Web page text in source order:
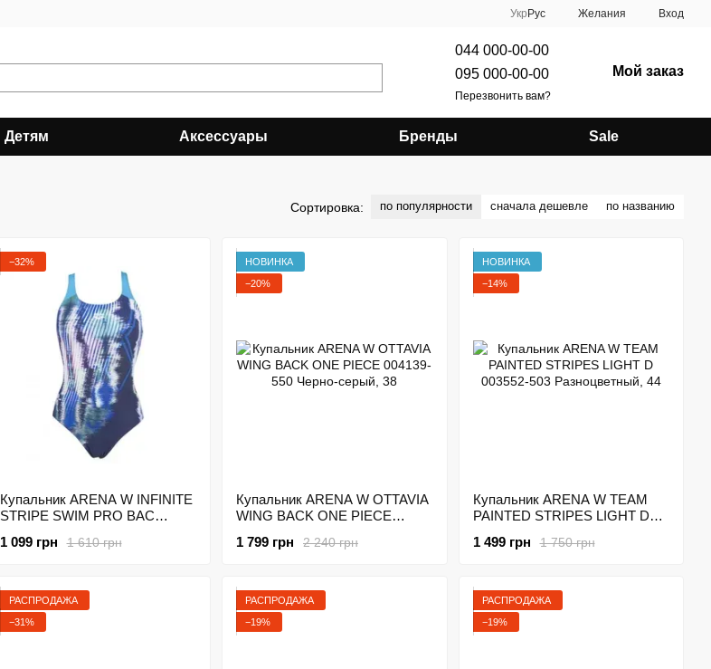
Укр Рус Желания Вход
044 000-00-00
095 000-00-00
Перезвонить вам?
Мой заказ
Детям Аксессуары Бренды Sale
Сортировка: по популярности сначала дешевле по названию
−32%
Купальник ARENA W INFINITE
STRIPE SWIM PRO BAC
1 610 грн
1 099 грн
НОВИНКА
−20%
Купальник ARENA W OTTAVIA
WING BACK ONE PIECE
2 240 грн
1 799 грн
НОВИНКА
−14%
Купальник ARENA W TEAM
PAINTED STRIPES LIGHT D
1 750 грн
1 499 грн
РАСПРОДАЖА
−31%
РАСПРОДАЖА
−19%
РАСПРОДАЖА
−19%